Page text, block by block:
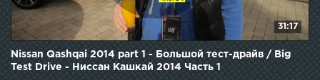
31:17
Nissan Qashqai 2014 part 1 - Большой тест-драйв / Big
Test Drive - Ниссан Кашкай 2014 Часть 1